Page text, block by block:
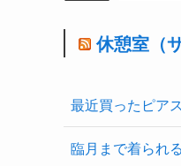
休憩室（
最近買ったピア
臨月まで着られ